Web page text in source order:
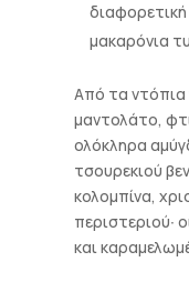
μακαρόνια
Από τα ντόπια
μαντολάτο,
ολόκληρα
τσουρεκιού
κολομπίνα,
περιστεριού∙
και